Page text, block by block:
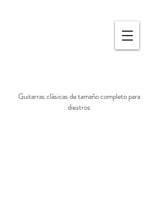
Guitarras clásicas de tamaño completo para
diestros